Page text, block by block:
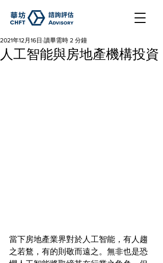
人工智能與房地產機構投資
2021年12月16日 讀畢需時 2 分鐘
當下房地產業界對於人工智能，有人趨
之若鶩，有的則敬而遠之。無非也是恐